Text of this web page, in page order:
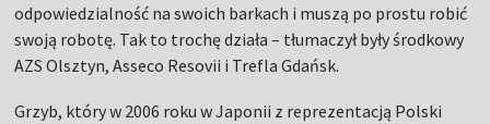
odpowiedzialność na swoich barkach i muszą po prostu robić
swoją robotę. Tak to trochę działa – tłumaczył były środkowy
AZS Olsztyn, Asseco Resovii i Trefla Gdańsk.
Grzyb, który w 2006 roku w Japonii z reprezentacją Polski